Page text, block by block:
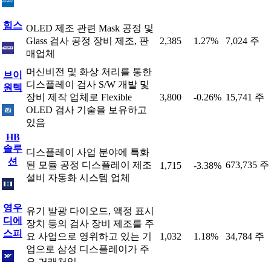
힘스 OLED 제조 관련 Mask 공정 및
Glass 검사 공정 장비 제조, 판
매업체
2,385 1.27% 7,024 주
브이
원텍
머신비전 및 화상 처리를 통한
디스플레이 검사 S/W 개발 및
장비 제작 업체로 Flexible
OLED 검사 기술을 보유하고
있음
3,800 -0.26% 15,741 주
HB
솔루
션
디스플레이 사업 분야에 특화
된 모듈 공정 디스플레이 제조
설비 자동화 시스템 업체
1,715 -3.38% 673,735 주
영우
디에
스피
유기 발광 다이오드, 액정 표시
장치 등의 검사 장비 제조를 주
요 사업으로 영위하고 있는 기
업으로 삼성 디스플레이가 주
1,032 1.18% 34,784 주